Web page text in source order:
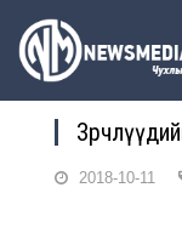
2018-10-11